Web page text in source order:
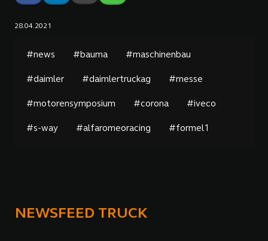
28.04.2021
#news #bauma #maschinenbau
#daimler #daimlertruckag #messe
#motorensymposium #corona #iveco
#s-way #alfaromeoracing #formel1
NEWSFEED TRUCK